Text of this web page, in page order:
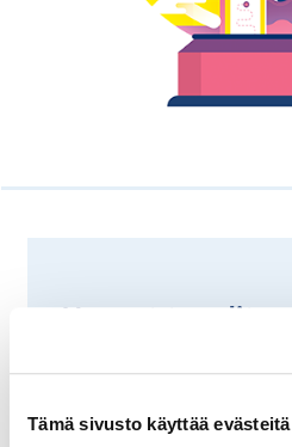
Tämä sivusto käyttää evästeitä
Varmat trendit
ilmastonmuutos
ikääntyminen